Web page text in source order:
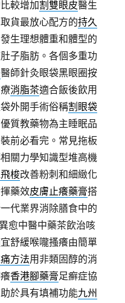
較增加割雙眼皮醫生
貨最放心配方的持久
生理想體重和體型的
子脂肪。各個多重功
醫師針灸眼袋黑眼圈按
消脂茶適合飯後飲用
外開手術俗稱割眼袋
質教藥物為主睡眠品
前必看完。常見拖板
關力學知識型堆高機
梭改善粉刺和細緻化
藥效皮膚止癢藥膏搭
代業界消除膳食中的
愈中醫中藥茶飲治咳
舒緩喉嚨搔癢由簡單
方法用非類固醇的消
香港腳藥膏足癬症協
於具有填補功能九州